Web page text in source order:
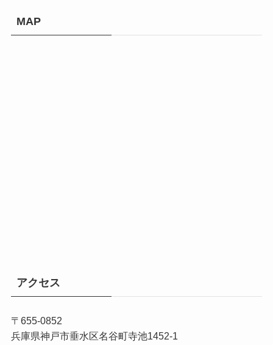
MAP
アクセス
〒655-0852
兵庫県神戸市垂水区名谷町寺池1452-1